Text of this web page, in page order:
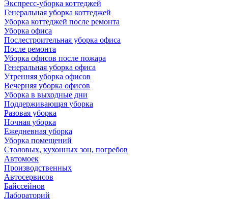
Экспресс-уборка коттеджей
Генеральная уборка коттеджей
Уборка коттеджей после ремонта
Уборка офиса
Послестроительная уборка офиса
После ремонта
Уборка офисов после пожара
Генеральная уборка офиса
Утренняя уборка офисов
Вечерняя уборка офисов
Уборка в выходные дни
Поддерживающая уборка
Разовая уборка
Ночная уборка
Ежедневная уборка
Уборка помещений
Столовых, кухонных зон, погребов
Автомоек
Производственных
Автосервисов
Байссейнов
Лабораторий